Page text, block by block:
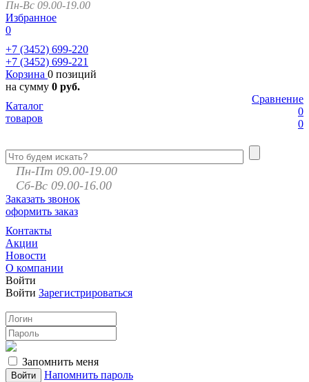
Пн-Вс 09.00-19.00
Избранное
0
+7 (3452) 699-220
+7 (3452) 699-221
Корзина 0 позиций
на сумму 0 руб.
Сравнение
0
0
Каталог
товаров
Пн-Пт 09.00-19.00
Сб-Вс 09.00-16.00
Заказать звонок
оформить заказ
Контакты
Акции
Новости
О компании
Войти
Войти Зарегистрироваться
Запомнить меня
Напомнить пароль